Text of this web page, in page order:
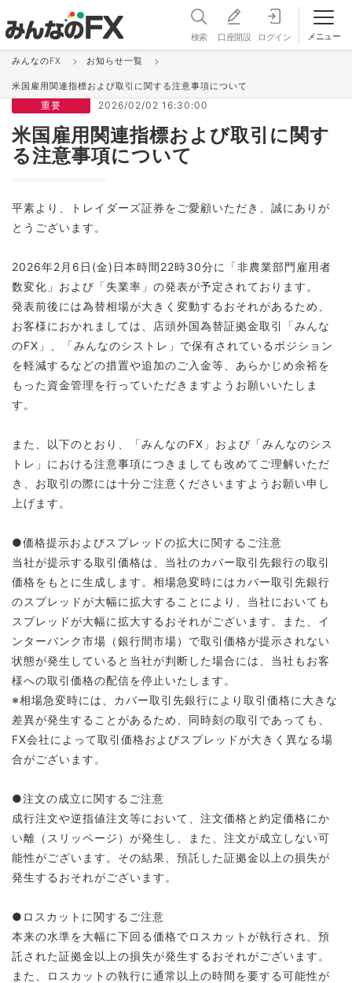
検索 口座開設 ログイン メニュー
お知らせ＆更新情報 一覧
みんなのFX お知らせ一覧
米国雇用関連指標および取引に関する注意事項について
重要 2026/02/02 16:30:00
米国雇用関連指標および取引に関す
る注意事項について
平素より、トレイダーズ証券をご愛顧いただき、誠にありが
とうございます。
2026年2月6日(金)日本時間22時30分に「非農業部門雇用者
数変化」および「失業率」の発表が予定されております。
発表前後には為替相場が大きく変動するおそれがあるため、
お客様におかれましては、店頭外国為替証拠金取引「みんな
のFX」、「みんなのシストレ」で保有されているポジション
を軽減するなどの措置や追加のご入金等、あらかじめ余裕を
もった資金管理を行っていただきますようお願いいたしま
す。
また、以下のとおり、「みんなのFX」および「みんなのシス
トレ」における注意事項につきましても改めてご理解いただ
き、お取引の際には十分ご注意くださいますようお願い申し
上げます。
●価格提示およびスプレッドの拡大に関するご注意
当社が提示する取引価格は、当社のカバー取引先銀行の取引
価格をもとに生成します。相場急変時にはカバー取引先銀行
のスプレッドが大幅に拡大することにより、当社においても
スプレッドが大幅に拡大するおそれがございます。また、イ
ンターバンク市場（銀行間市場）で取引価格が提示されない
状態が発生していると当社が判断した場合には、当社もお客
様への取引価格の配信を停止いたします。
※相場急変時には、カバー取引先銀行により取引価格に大きな
差異が発生することがあるため、同時刻の取引であっても、
FX会社によって取引価格およびスプレッドが大きく異なる場
合がございます。
●注文の成立に関するご注意
成行注文や逆指値注文等において、注文価格と約定価格にか
い離（スリッページ）が発生し、また、注文が成立しない可
能性がございます。その結果、預託した証拠金以上の損失が
発生するおそれがございます。
●ロスカットに関するご注意
本来の水準を大幅に下回る価格でロスカットが執行され、預
託された証拠金以上の損失が発生するおそれがございます。
また、ロスカットの執行に通常以上の時間を要する可能性が